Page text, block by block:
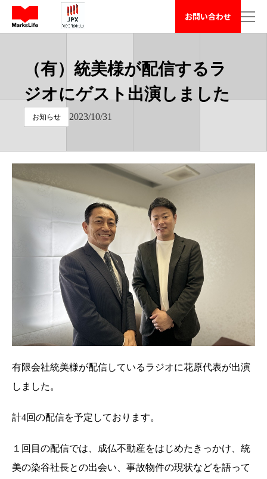
マークスライフ株式会社 - 不動産や周辺の困りごと相談 has
お問い合わせ
（有）統美様が配信するラ
ジオにゲスト出演しました
お知らせ 2023/10/31
有限会社統美様が配信しているラジオに花原代表が出演
しました。
計4回の配信を予定しております。
１回目の配信では、成仏不動産をはじめたきっかけ、統
美の染谷社長との出会い、事故物件の現状などを語って